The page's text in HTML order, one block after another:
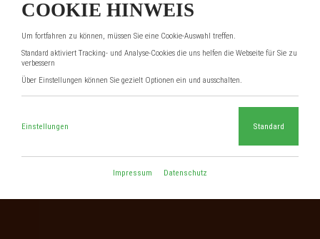
COOKIE HINWEIS
Um fortfahren zu können, müssen Sie eine Cookie-Auswahl treffen.
Standard aktiviert Tracking- und Analyse-Cookies die uns helfen die Webseite für Sie zu
verbessern
Über Einstellungen können Sie gezielt Optionen ein und ausschalten.
Einstellungen Standard
Impressum Datenschutz